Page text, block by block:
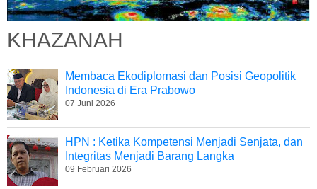
KHAZANAH
Membaca Ekodiplomasi dan Posisi Geopolitik
Indonesia di Era Prabowo
07 Juni 2026
HPN : Ketika Kompetensi Menjadi Senjata, dan
Integritas Menjadi Barang Langka
09 Februari 2026